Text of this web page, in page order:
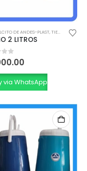
DE ANDES-PLAST,TIENDA MINORISTA
2 LITROS
of 5
via WhatsApp